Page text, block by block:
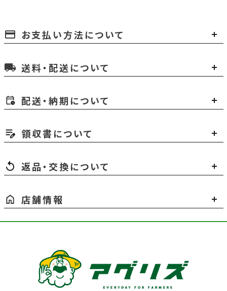
payment お支払い方法について
local_shipping 送料・配送について
配送・納期について
領収書について
返品・交換について
店舗情報